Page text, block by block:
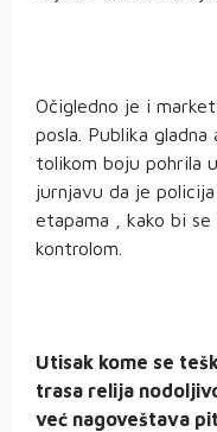
Očigledno je i
posla. Publika
tolikom boju pohrila
jurnjavu da je
etapama , kako bi se
kontrolom.
Utisak kome se
trasa relija
već nagoveštava